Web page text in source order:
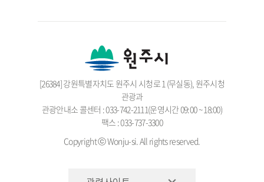
[26384] 강원특별자치도 원주시 시청로 1 (무실동), 원주시청
관광과
관광안내소 콜센터 : 033-742-2111(운영시간 09:00 ~ 18:00)
팩스 : 033-737-3300
Copyright ⓒ Wonju-si. All rights reserved.